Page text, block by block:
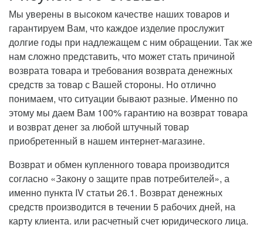
Мы уверены в высоком качестве наших товаров и
гарантируем Вам, что каждое изделие прослужит
долгие годы при надлежащем с ним обращении. Так же
нам сложно представить, что может стать причиной
возврата товара и требования возврата денежных
средств за товар с Вашей стороны. Но отлично
понимаем, что ситуации бывают разные. Именно по
этому мы даем Вам 100% гарантию на возврат товара
и возврат денег за любой штучный товар
приобретенный в нашем интернет-магазине.
Возврат и обмен купленного товара производится
согласно «Закону о защите прав потребителей», а
именно пункта IV статьи 26.1. Возврат денежных
средств производится в течении 5 рабочих дней, на
карту клиента. или расчетный счет юридического лица.